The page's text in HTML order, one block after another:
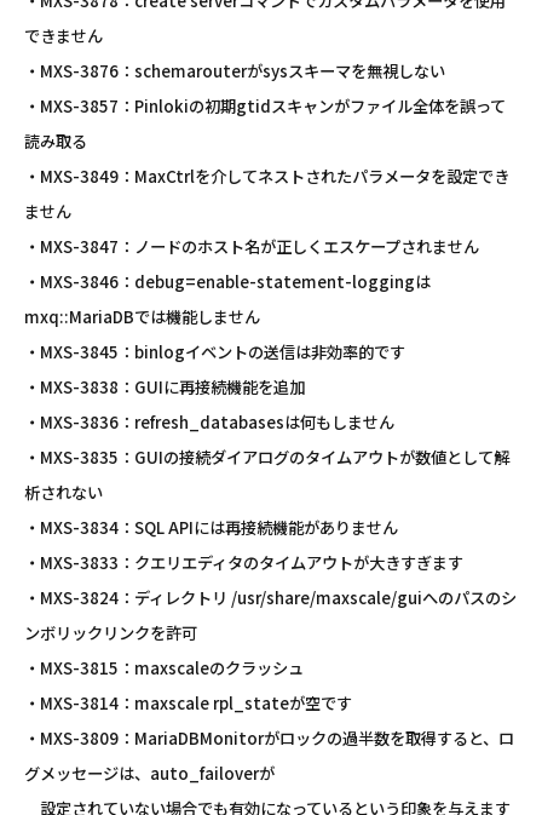
できません
・MXS-3876：schemarouterがsysスキーマを無視しない
・MXS-3857：Pinlokiの初期gtidスキャンがファイル全体を誤って
読み取る
・MXS-3849：MaxCtrlを介してネストされたパラメータを設定でき
ません
・MXS-3847：ノードのホスト名が正しくエスケープされません
・MXS-3846：debug=enable-statement-loggingは
mxq::MariaDBでは機能しません
・MXS-3845：binlogイベントの送信は非効率的です
・MXS-3838：GUIに再接続機能を追加
・MXS-3836：refresh_databasesは何もしません
・MXS-3835：GUIの接続ダイアログのタイムアウトが数値として解
析されない
・MXS-3834：SQL APIには再接続機能がありません
・MXS-3833：クエリエディタのタイムアウトが大きすぎます
・MXS-3824：ディレクトリ /usr/share/maxscale/guiへのパスのシ
ンボリックリンクを許可
・MXS-3815：maxscaleのクラッシュ
・MXS-3814：maxscale rpl_stateが空です
・MXS-3809：MariaDBMonitorがロックの過半数を取得すると、ロ
グメッセージは、auto_failoverが
設定されていない場合でも有効になっているという印象を与えます